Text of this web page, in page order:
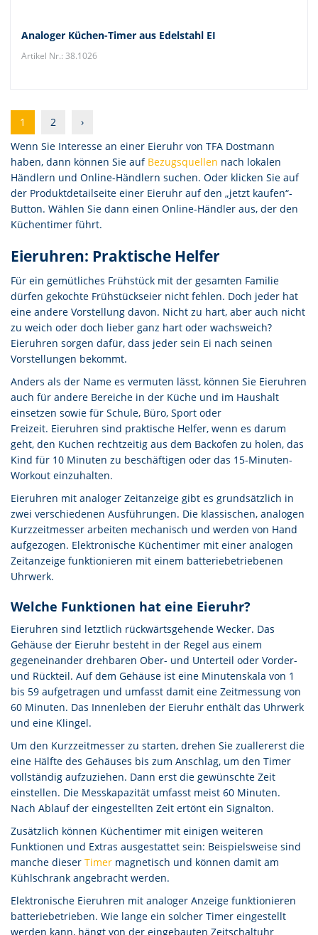
Analoger Küchen-Timer aus Edelstahl EI
Artikel Nr.: 38.1026
1 2
›
Wenn Sie Interesse an einer Eieruhr von TFA Dostmann
haben, dann können Sie auf Bezugsquellen nach lokalen
Händlern und Online-Händlern suchen. Oder klicken Sie auf
der Produktdetailseite einer Eieruhr auf den „jetzt kaufen“-
Button. Wählen Sie dann einen Online-Händler aus, der den
Küchentimer führt.
Eieruhren: Praktische Helfer
Für ein gemütliches Frühstück mit der gesamten Familie
dürfen gekochte Frühstückseier nicht fehlen. Doch jeder hat
eine andere Vorstellung davon. Nicht zu hart, aber auch nicht
zu weich oder doch lieber ganz hart oder wachsweich?
Eieruhren sorgen dafür, dass jeder sein Ei nach seinen
Vorstellungen bekommt.
Anders als der Name es vermuten lässt, können Sie Eieruhren
auch für andere Bereiche in der Küche und im Haushalt
einsetzen sowie für Schule, Büro, Sport oder
Freizeit. Eieruhren sind praktische Helfer, wenn es darum
geht, den Kuchen rechtzeitig aus dem Backofen zu holen, das
Kind für 10 Minuten zu beschäftigen oder das 15-Minuten-
Workout einzuhalten.
Eieruhren mit analoger Zeitanzeige gibt es grundsätzlich in
zwei verschiedenen Ausführungen. Die klassischen, analogen
Kurzzeitmesser arbeiten mechanisch und werden von Hand
aufgezogen. Elektronische Küchentimer mit einer analogen
Zeitanzeige funktionieren mit einem batteriebetriebenen
Uhrwerk.
Welche Funktionen hat eine Eieruhr?
Eieruhren sind letztlich rückwärtsgehende Wecker. Das
Gehäuse der Eieruhr besteht in der Regel aus einem
gegeneinander drehbaren Ober- und Unterteil oder Vorder-
und Rückteil. Auf dem Gehäuse ist eine Minutenskala von 1
bis 59 aufgetragen und umfasst damit eine Zeitmessung von
60 Minuten. Das Innenleben der Eieruhr enthält das Uhrwerk
und eine Klingel.
Um den Kurzzeitmesser zu starten, drehen Sie zuallererst die
eine Hälfte des Gehäuses bis zum Anschlag, um den Timer
vollständig aufzuziehen. Dann erst die gewünschte Zeit
einstellen. Die Messkapazität umfasst meist 60 Minuten.
Nach Ablauf der eingestellten Zeit ertönt ein Signalton.
Zusätzlich können Küchentimer mit einigen weiteren
Funktionen und Extras ausgestattet sein: Beispielsweise sind
manche dieser Timer magnetisch und können damit am
Kühlschrank angebracht werden.
Elektronische Eieruhren mit analoger Anzeige funktionieren
batteriebetrieben. Wie lange ein solcher Timer eingestellt
werden kann, hängt von der eingebauten Zeitschaltuhr